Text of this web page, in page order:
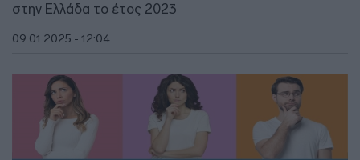
στην Ελλάδα το έτος 2023
09.01.2025 - 12:04